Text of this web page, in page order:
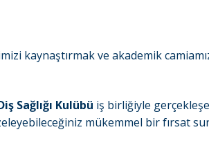
kaynaştırmak ve akademik
Sağlığı Kulübü iş birliğiyle
mükemmel bir fırsat